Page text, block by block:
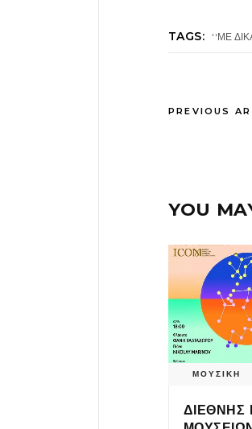
TAGS: ''ΜΕ
PREVIOUS
YOU
ΜΟΥΣΙΚΗ
ΔΙΕΘΝΗΣ